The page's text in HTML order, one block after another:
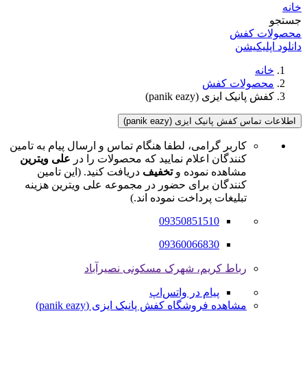
خانه
جستجو
محصولات کفش
دانلود اپلیکیشن
خانه
محصولات کفش
کفش پانیک ایزی (panik eazy)
اطلاعات تماس کفش پانیک ایزی (panik eazy)
کاربر گرامی، لطفا هنگام تماس و ارسال پیام به تامین
کنندگان اعلام نمایید که محصولات را در علی ویترین
مشاهده نموده وتخفیف دریافت کنید. (این تامین
کنندگان برای حضور در مجموعه علی ویترین هزینه
تبلیغات پرداخت نموده اند.)
09350851510
09360066830
رباط کریم، شهرک مسکونی نصیرآباد
پیام در واتس‌اپ
مشاهده فروشگاه کفش پانیک ایزی (panik eazy)